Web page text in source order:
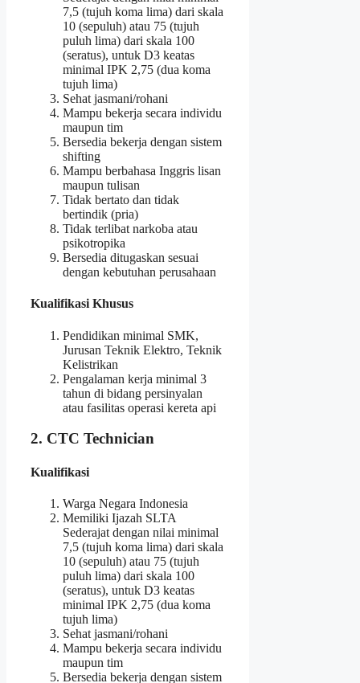
7,5 (tujuh koma lima) dari skala
10 (sepuluh) atau 75 (tujuh
puluh lima) dari skala 100
(seratus), untuk D3 keatas
minimal IPK 2,75 (dua koma
tujuh lima)
Sehat jasmani/rohani
Mampu bekerja secara individu
maupun tim
Bersedia bekerja dengan sistem
shifting
Mampu berbahasa Inggris lisan
maupun tulisan
Tidak bertato dan tidak
bertindik (pria)
Tidak terlibat narkoba atau
psikotropika
Bersedia ditugaskan sesuai
dengan kebutuhan perusahaan
Kualifikasi Khusus
Pendidikan minimal SMK,
Jurusan Teknik Elektro, Teknik
Kelistrikan
Pengalaman kerja minimal 3
tahun di bidang persinyalan
atau fasilitas operasi kereta api
2. CTC Technician
Kualifikasi
Warga Negara Indonesia
Memiliki Ijazah SLTA
Sederajat dengan nilai minimal
7,5 (tujuh koma lima) dari skala
10 (sepuluh) atau 75 (tujuh
puluh lima) dari skala 100
(seratus), untuk D3 keatas
minimal IPK 2,75 (dua koma
tujuh lima)
Sehat jasmani/rohani
Mampu bekerja secara individu
maupun tim
Bersedia bekerja dengan sistem